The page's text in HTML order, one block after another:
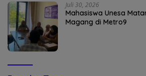
Juli 30, 2026
Mahasiswa Unesa
Magang di Metro9